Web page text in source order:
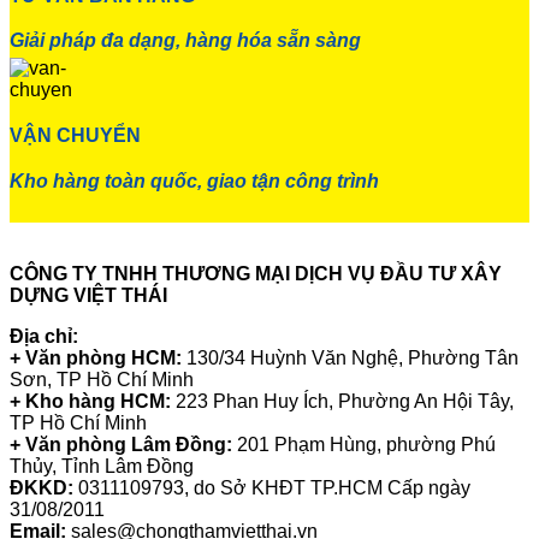
Giải pháp đa dạng, hàng hóa sẵn sàng
VẬN CHUYỂN
Kho hàng toàn quốc, giao tận công trình
CÔNG TY TNHH THƯƠNG MẠI DỊCH VỤ ĐẦU TƯ XÂY
DỰNG VIỆT THÁI
Địa chỉ:
+ Văn phòng HCM: 130/34 Huỳnh Văn Nghệ, Phường Tân
Sơn, TP Hồ Chí Minh
+ Kho hàng HCM: 223 Phan Huy Ích, Phường An Hội Tây,
TP Hồ Chí Minh
+ Văn phòng Lâm Đồng: 201 Phạm Hùng, phường Phú
Thủy, Tỉnh Lâm Đồng
ĐKKD: 0311109793, do Sở KHĐT TP.HCM Cấp ngày
31/08/2011
Email: sales@chongthamvietthai.vn